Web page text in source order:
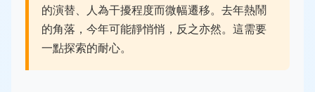
的演替、人為干擾程度而微幅遷移。去年熱鬧
的角落，今年可能靜悄悄，反之亦然。這需要
一點探索的耐心。